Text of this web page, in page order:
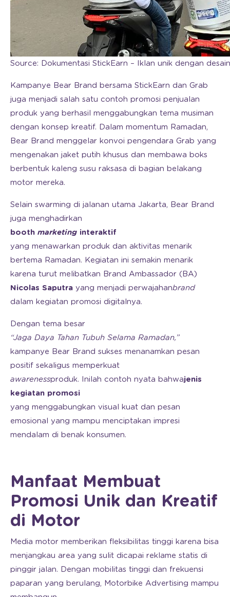
Source: Dokumentasi StickEarn – Iklan unik dengan
Kampanye Bear Brand bersama StickEarn dan Grab
juga menjadi salah satu contoh promosi penjualan
produk yang berhasil menggabungkan tema musiman
dengan konsep kreatif. Dalam momentum Ramadan,
Bear Brand menggelar konvoi pengendara Grab yang
mengenakan jaket putih khusus dan membawa boks
berbentuk kaleng susu raksasa di bagian belakang
motor mereka.
Selain swarming di jalanan utama Jakarta, Bear Brand
juga menghadirkan
booth marketing interaktif
yang menawarkan produk dan aktivitas menarik
bertema Ramadan. Kegiatan ini semakin menarik
karena turut melibatkan Brand Ambassador (BA)
Nicolas Saputra yang menjadi perwajahanbrand
dalam kegiatan promosi digitalnya.
Dengan tema besar
“Jaga Daya Tahan Tubuh Selama Ramadan,”
kampanye Bear Brand sukses menanamkan pesan
positif sekaligus memperkuat
awarenessproduk. Inilah contoh nyata bahwajenis
kegiatan promosi
yang menggabungkan visual kuat dan pesan
emosional yang mampu menciptakan impresi
mendalam di benak konsumen.
Manfaat Membuat
Promosi Unik dan Kreatif
di Motor
Media motor memberikan fleksibilitas tinggi karena bisa
menjangkau area yang sulit dicapai reklame statis di
pinggir jalan. Dengan mobilitas tinggi dan frekuensi
paparan yang berulang, Motorbike Advertising mampu